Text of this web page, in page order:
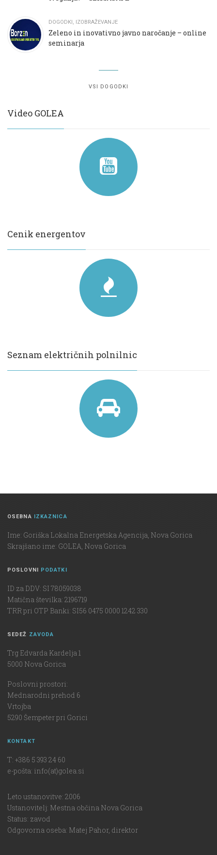
DOGODKI , IZOBRAŽEVANJE
Zeleno in inovativno javno naročanje – online
seminarja
VSI DOGODKI
Video GOLEA
Cenik energentov
Seznam električnih polnilnic
OSEBNA IZKAZNICA
Ime: Goriška Lokalna Energetska Agencija, Nova Gorica
Skrajšano ime: GOLEA, Nova Gorica
POSLOVNI PODATKI
ID za DDV: SI 78059038
Matična številka: 2196719
TRR pri OTP Banki: SI56 0475 0000 1242 330
SEDEŽ ZAVODA
Trg Edvarda Kardelja 1
5000 Nova Gorica
Poslovni prostori:
Mednarodni prehod 6
Vrtojba
5290 Šempeter pri Gorici
KONTAKT
T: +386 5 393 24 60
e-pošta: info(at)golea.si
Leto ustanovitve: 2006
Ustanovitelj: Mestna občina Nova Gorica
Status: zavod
Odgovorna oseba: Matej Pahor, direktor